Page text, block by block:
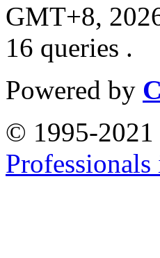
GMT+8,
16 queries .
Powered by
© 1995-2021